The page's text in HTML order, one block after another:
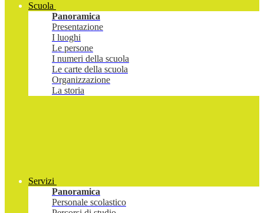
Scuola
Panoramica
Presentazione
I luoghi
Le persone
I numeri della scuola
Le carte della scuola
Organizzazione
La storia
Servizi
Panoramica
Personale scolastico